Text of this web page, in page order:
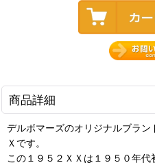
商品詳細
デルボマーズのオリジナルブラ
Ｘです。
この１９５２ＸＸは１９５０年